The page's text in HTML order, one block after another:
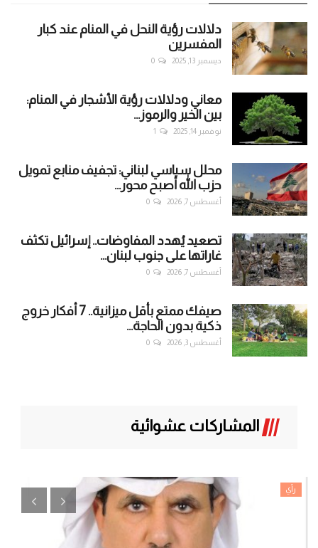
دلالات رؤية النحل في المنام عند كبار
المفسرين
ديسمبر 13, 2025 0
معاني ودلالات رؤية الأشجار في المنام:
بين الخير والرموز...
نوفمبر 14, 2025 1
محلل سياسي لبناني: تجفيف منابع تمويل
حزب الله أصبح محور...
أغسطس 7, 2026 0
تصعيد يُهدد المفاوضات.. إسرائيل تكثف
غاراتها على جنوب لبنان...
أغسطس 7, 2026 0
صيفك ممتع بأقل ميزانية.. 7 أفكار خروج
ذكية بدون الحاجة...
أغسطس 3, 2026 0
المشاركات عشوائية
رأي